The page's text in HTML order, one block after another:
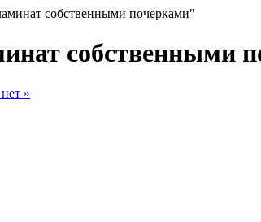
собственными почерками"
собственными
»